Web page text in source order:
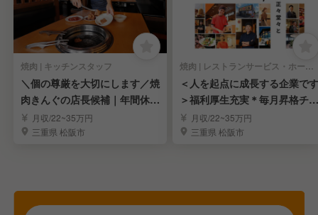
焼肉 | キッチンスタッフ
＼個の尊厳を大切にします／焼
肉きんぐの店長候補｜年間休1
18日＊未経験OK
月収/22~35万円
三重県 松阪市
焼肉 | レストランサービス・ホールスタッフ
＜人を起点に成長する企業です
＞福利厚生充実＊毎月昇格チャ
ンス＊固定残業無し
月収/22~35万円
三重県 松阪市